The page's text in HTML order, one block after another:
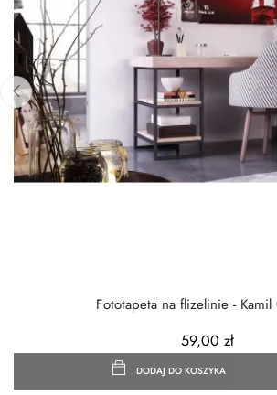
Fototapeta na flizelinie -
59,00 zł
DODAJ DO KOSZYKA
‹